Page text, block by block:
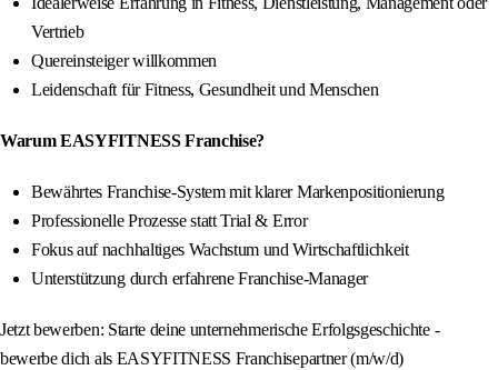
Vertrieb
Quereinsteiger willkommen
Leidenschaft für Fitness, Gesundheit und Menschen
Warum EASYFITNESS Franchise?
Bewährtes Franchise-System mit klarer Markenpositionierung
Professionelle Prozesse statt Trial & Error
Fokus auf nachhaltiges Wachstum und Wirtschaftlichkeit
Unterstützung durch erfahrene Franchise-Manager
Jetzt bewerben: Starte deine unternehmerische Erfolgsgeschichte -
bewerbe dich als EASYFITNESS Franchisepartner (m/w/d)